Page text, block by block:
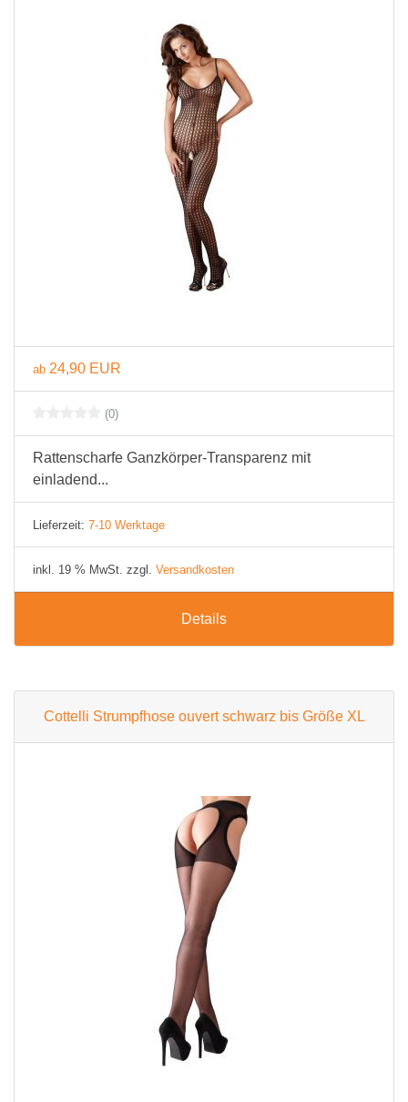
ab 24,90 EUR
(0)
Rattenscharfe Ganzkörper-Transparenz mit
einladend...
Lieferzeit: 7-10 Werktage
inkl. 19 % MwSt. zzgl. Versandkosten
Details
Cottelli Strumpfhose ouvert schwarz bis Größe XL